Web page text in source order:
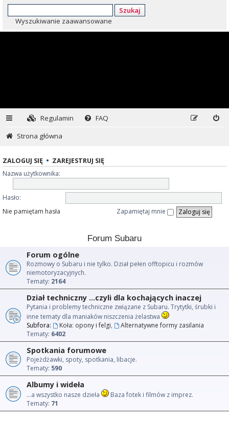
Szukaj
Wyszukiwanie zaawansowane
Regulamin
FAQ
Strona główna
ZALOGUJ SIĘ • ZAREJESTRUJ SIĘ
Nazwa użytkownika:
Hasło:
Nie pamiętam hasła
Zapamiętaj mnie
Forum Subaru
Forum ogólne
Rozmowy o Subaru i nie tylko. Dział pełen offtopicu i rozmów
niemotoryzacyjnych.
Tematy: 2164
Dział techniczny ...czyli dla kochających inaczej
Pytania i problemy techniczne związane z Subaru. Trytytki, śrubki i
inne tematy dla maniaków niszczenia żelastwa
Subfora:
Koła: opony i felgi,
Alternatywne formy zasilania
Tematy: 6402
Spotkania forumowe
Pojeżdżawki, spoty, spotkania, libacje.
Tematy: 590
Albumy i wideła
...a wszystko nasze dzieła
Baza fotek i filmów z imprez.
Tematy: 71